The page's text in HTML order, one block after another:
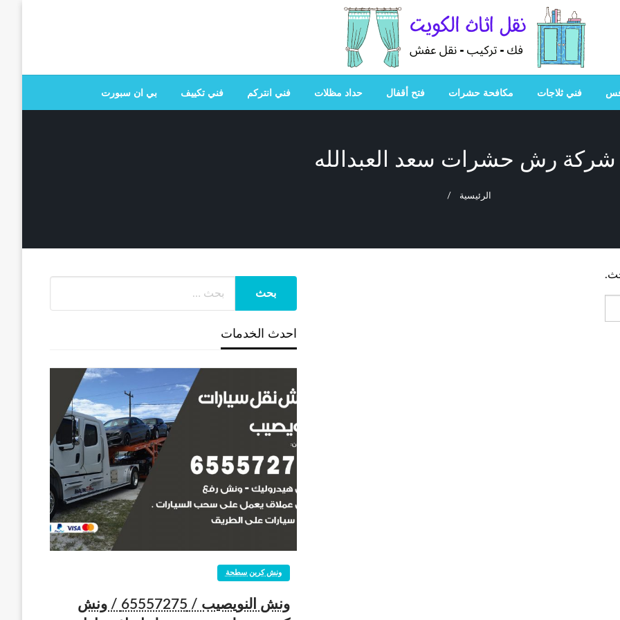
هل تبحث
هل تبحث عن أفضل خدمات بالكويت؟ خدمة فك نقل تركيب صيانة تصليح جميع الخدمات المنزلية في الكويت
فني ثلاجات مكافحة حشرات فتح أقفال حداد مظلات فني انتركم فني تكييف بي ان سبورت
شركة رش حشرات سعد العبدالله
الرئيسية
احدث الخدمات
ونش كرين سطحة
ونش النويصيب / 65557275 / ونش